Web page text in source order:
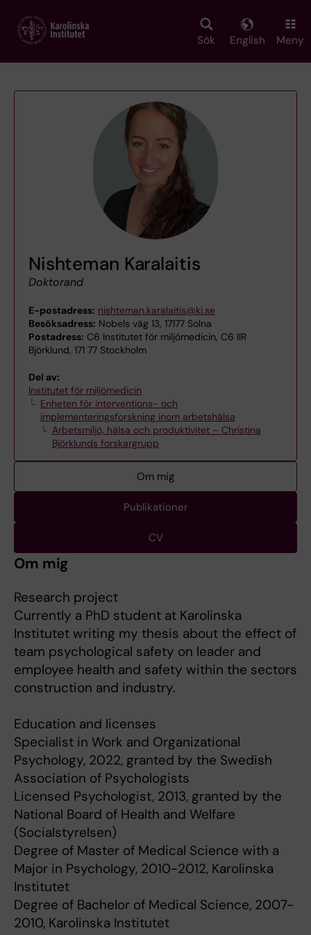
main
Sök English Meny
Nishteman Karalaitis
Doktorand
E-postadress: nishteman.karalaitis@ki.se
Besöksadress: Nobels väg 13, 17177 Solna
Postadress: C6 Institutet för miljömedicin, C6 IIR
Björklund, 171 77 Stockholm
Del av:
Institutet för miljömedicin
Enheten för interventions- och
implementeringsforskning inom arbetshälsa
Arbetsmiljö, hälsa och produktivitet – Christina
Björklunds forskargrupp
Om mig
Publikationer
CV
Om mig
Research project
Currently a PhD student at Karolinska
Institutet writing my thesis about the effect of
team psychological safety on leader and
employee health and safety within the sectors
construction and industry.
Education and licenses
Specialist in Work and Organizational
Psychology, 2022, granted by the Swedish
Association of Psychologists
Licensed Psychologist, 2013, granted by the
National Board of Health and Welfare
(Socialstyrelsen)
Degree of Master of Medical Science with a
Major in Psychology, 2010-2012, Karolinska
Institutet
Degree of Bachelor of Medical Science, 2007-
2010, Karolinska Institutet